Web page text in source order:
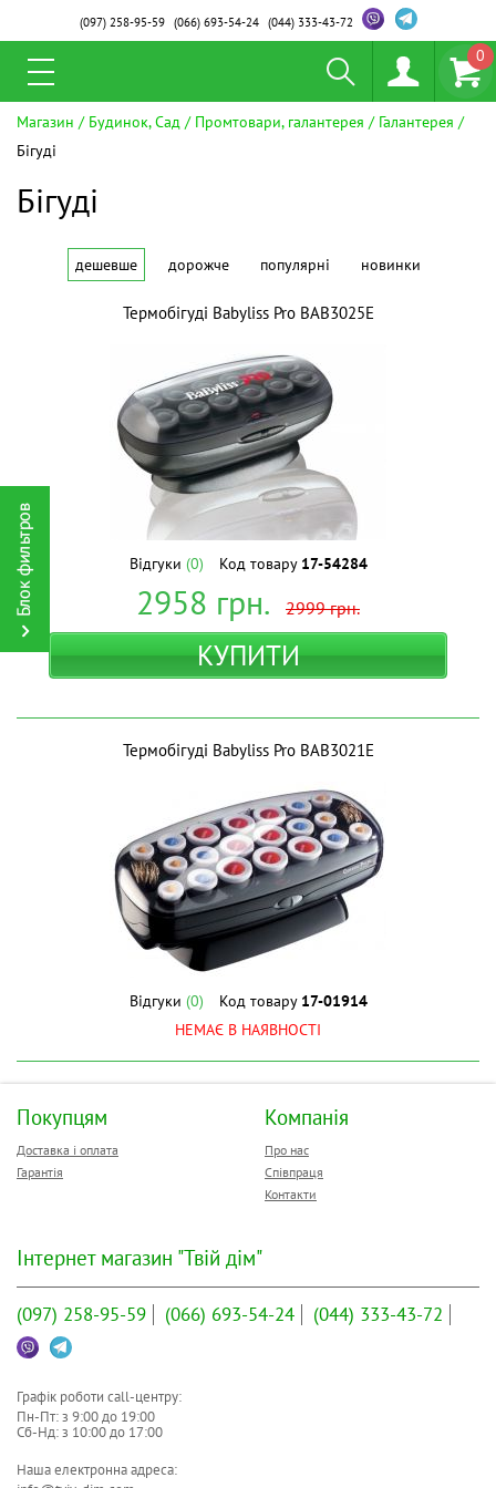
(097)258-95-59 (066)693-54-24 (044)333-43-72
0
Магазин Будинок, Сад Промтовари, галантерея
Галантерея
Бігуді
Бігуді
дешевше дорожче популярні новинки
Термобігуді Babyliss Pro BAB3025E
Відгуки (0) Код товару 17-54284
2958 грн. 2999грн.
КУПИТИ
Термобігуді Babyliss Pro BAB3021E
Відгуки (0) Код товару 17-01914
НЕМАЄ В НАЯВНОСТІ
Покупцям
Доставка і оплата
Гарантія
Компанія
Про нас
Співпраця
Контакти
Інтернет магазин "Твій дім"
(097) 258-95-59 (066) 693-54-24 (044) 333-43-72
Графік роботи call-центру:
Пн-Пт: з 9:00до 19:00
Сб-Нд: з 10:00до 17:00
Наша електронна адреса: